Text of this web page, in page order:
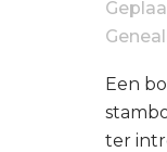
Een
ter